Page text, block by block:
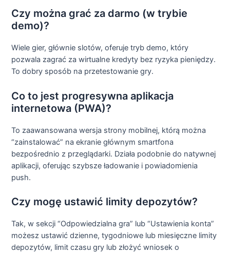
Czy można grać za darmo (w trybie
demo)?
Wiele gier, głównie slotów, oferuje tryb demo, który
pozwala zagrać za wirtualne kredyty bez ryzyka pieniędzy.
To dobry sposób na przetestowanie gry.
Co to jest progresywna aplikacja
internetowa (PWA)?
To zaawansowana wersja strony mobilnej, którą można
“zainstalować” na ekranie głównym smartfona
bezpośrednio z przeglądarki. Działa podobnie do natywnej
aplikacji, oferując szybsze ładowanie i powiadomienia
push.
Czy mogę ustawić limity depozytów?
Tak, w sekcji “Odpowiedzialna gra” lub “Ustawienia konta”
możesz ustawić dzienne, tygodniowe lub miesięczne limity
depozytów, limit czasu gry lub złożyć wniosek o